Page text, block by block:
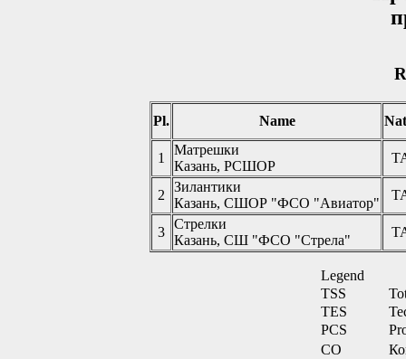
Pl. Name
1
Матрешки
Казань, РСШОР
2
Зилантики
Казань, СШОР "ФСО "Авиатор"
3
Стрелки
Казань, СШ "ФСО "Стрела"
Legend
TSS
TES
PCS
CO